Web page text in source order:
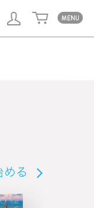
める